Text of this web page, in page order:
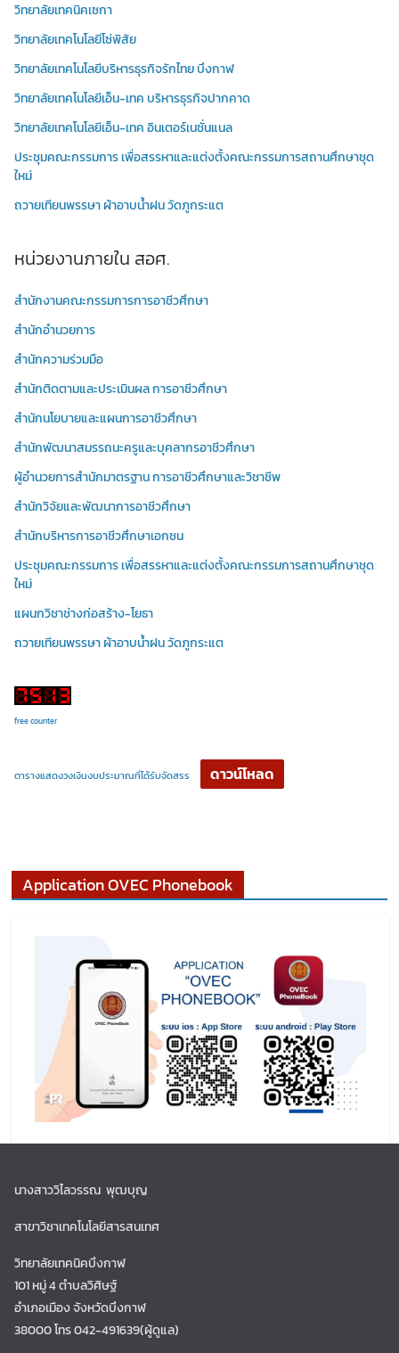
วิทยาลัยเทคนิคเซกา
วิทยาลัยเทคโนโลยีโซ่พิสัย
วิทยาลัยเทคโนโลยีบริหารธุรกิจรักไทย บึงกาฬ
วิทยาลัยเทคโนโลยีเอ็น-เทค บริหารธุรกิจปากคาด
วิทยาลัยเทคโนโลยีเอ็น-เทค อินเตอร์เนชั่นแนล
ประชุมคณะกรรมการ เพื่อสรรหาและแต่งตั้งคณะกรรมการสถานศึกษาชุด
ใหม่
ถวายเทียนพรรษา ผ้าอาบน้ำฝน วัดภูกระแต
หน่วยงานภายใน สอศ.
สำนักงานคณะกรรมการการอาชีวศึกษา
สำนักอำนวยการ
สำนักความร่วมมือ
สำนักติดตามและประเมินผล การอาชีวศึกษา
สำนักนโยบายและแผนการอาชีวศึกษา
สำนักพัฒนาสมรรถนะครูและบุคลากรอาชีวศึกษา
ผู้อำนวยการสำนักมาตรฐาน การอาชีวศึกษาและวิชาชีพ
สำนักวิจัยและพัฒนาการอาชีวศึกษา
สำนักบริหารการอาชีวศึกษาเอกชน
ประชุมคณะกรรมการ เพื่อสรรหาและแต่งตั้งคณะกรรมการสถานศึกษาชุด
ใหม่
แผนกวิชาช่างก่อสร้าง-โยธา
ถวายเทียนพรรษา ผ้าอาบน้ำฝน วัดภูกระแต
free counter
ตารางแสดงวงเงินงบประมาณที่ได้รับจัดสรร ดาวน์โหลด
Application OVEC Phonebook
นางสาววิไลวรรณ พุฒบุญ
สาขาวิชาเทคโนโลยีสารสนเทศ
วิทยาลัยเทคนิคบึงกาฬ
101 หมู่ 4 ตำบลวิศิษฐ์
อำเภอเมือง จังหวัดบึงกาฬ
38000 โทร 042-491639(ผู้ดูแล)